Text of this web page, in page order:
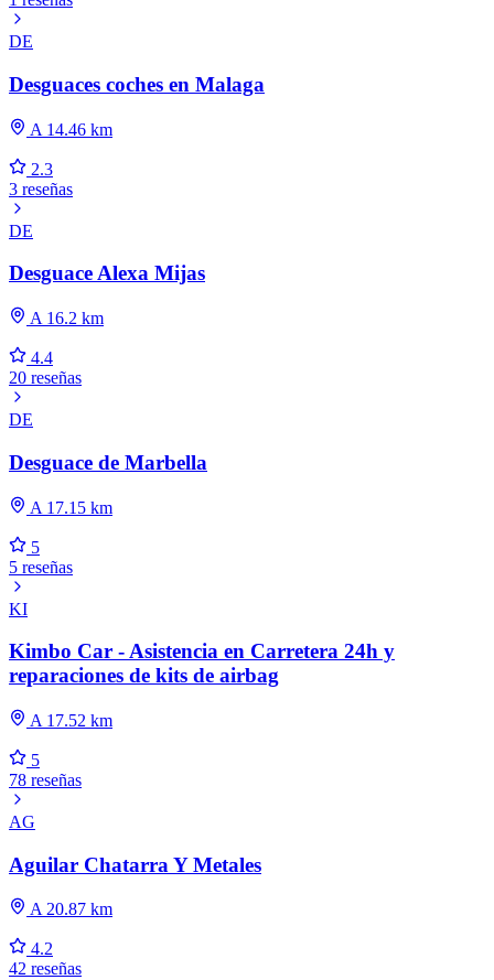
DE
Desguaces coches en Malaga
A 14.46 km
2.3
3 reseñas
DE
Desguace Alexa Mijas
A 16.2 km
4.4
20 reseñas
DE
Desguace de Marbella
A 17.15 km
5
5 reseñas
KI
Kimbo Car - Asistencia en Carretera 24h y
reparaciones de kits de airbag
A 17.52 km
5
78 reseñas
AG
Aguilar Chatarra Y Metales
A 20.87 km
4.2
42 reseñas